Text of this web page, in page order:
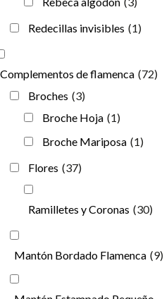
Redecillas invisibles (1)
Complementos de flamenca (72)
Broches (3)
Broche Hoja (1)
Broche Mariposa (1)
Flores (37)
Ramilletes y Coronas (30)
Mantón Bordado Flamenca (9)